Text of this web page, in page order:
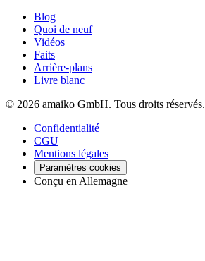
Blog
Quoi de neuf
Vidéos
Faits
Arrière-plans
Livre blanc
© 2026 amaiko GmbH. Tous droits réservés.
Confidentialité
CGU
Mentions légales
Paramètres cookies
Conçu en Allemagne